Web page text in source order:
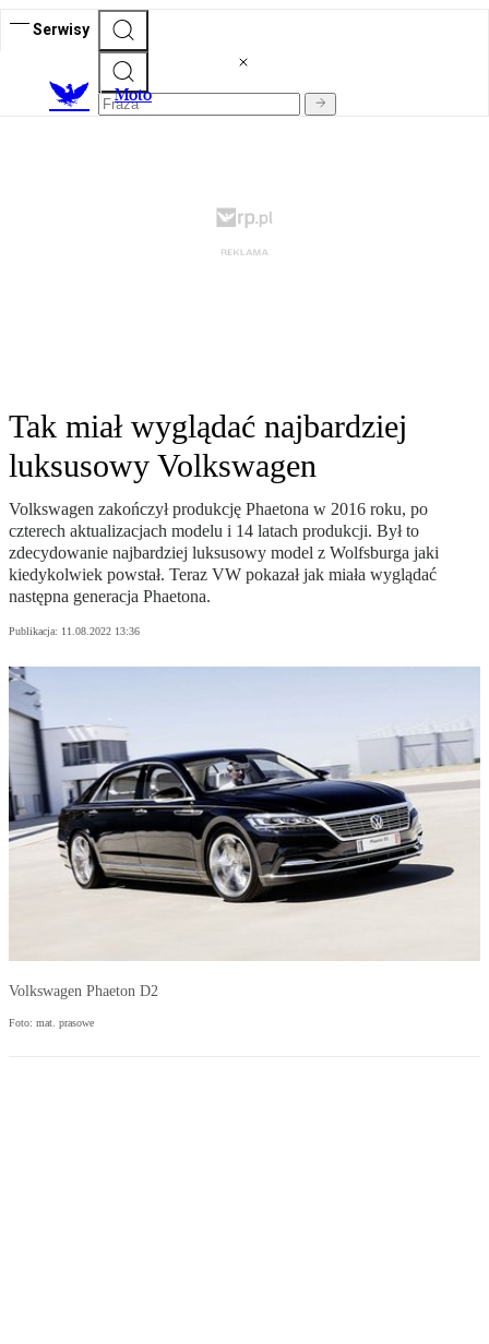
Serwisy
Moto
Tak miał wyglądać najbardziej
luksusowy Volkswagen
Volkswagen zakończył produkcję Phaetona w 2016 roku, po
czterech aktualizacjach modelu i 14 latach produkcji. Był to
zdecydowanie najbardziej luksusowy model z Wolfsburga jaki
kiedykolwiek powstał. Teraz VW pokazał jak miała wyglądać
następna generacja Phaetona.
Publikacja: 11.08.2022 13:36
Volkswagen Phaeton D2
Foto: mat. prasowe